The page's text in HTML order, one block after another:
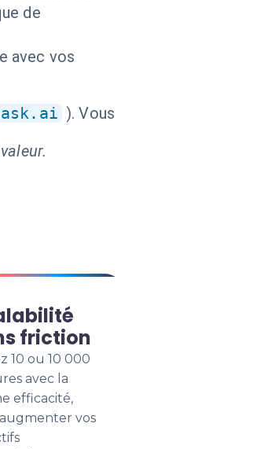
de
avec vos
). Vous
friction
10 ou 10 000
avec la
efficacité,
vos